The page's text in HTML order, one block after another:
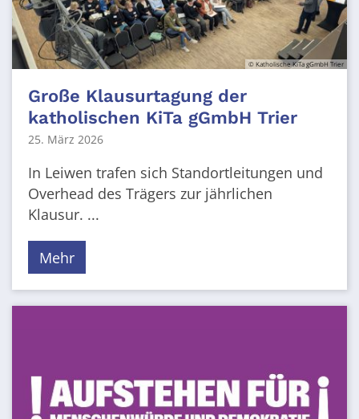
© Katholische KiTa gGmbH Trier
Große Klausurtagung der
katholischen KiTa gGmbH Trier
25. März 2026
In Leiwen trafen sich Standortleitungen und
Overhead des Trägers zur jährlichen
Klausur. ...
Mehr